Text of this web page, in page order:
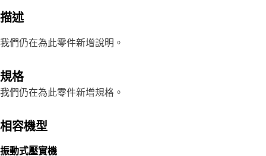
描述
我們仍在為此零件新增說明。
規格
我們仍在為此零件新增規格。
相容機型
振動式壓實機